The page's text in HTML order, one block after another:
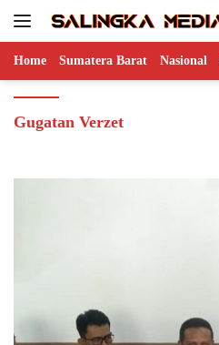
Home Sumatera Barat Nasional
Gugatan Verzet